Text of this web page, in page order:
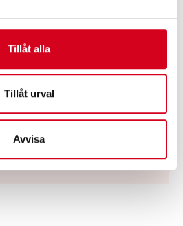
Tillåt alla
Tillåt urval
Avvisa
diskrimineringspolicy här